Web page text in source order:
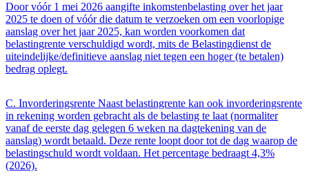
Door vóór 1 mei 2026 aangifte inkomstenbelasting over het jaar
2025 te doen of vóór die datum te verzoeken om een voorlopige
aanslag over het jaar 2025, kan worden voorkomen dat
belastingrente verschuldigd wordt, mits de Belastingdienst de
uiteindelijke/definitieve aanslag niet tegen een hoger (te betalen)
bedrag oplegt.
C. Invorderingsrente Naast belastingrente kan ook invorderingsrente
in rekening worden gebracht als de belasting te laat (normaliter
vanaf de eerste dag gelegen 6 weken na dagtekening van de
aanslag) wordt betaald. Deze rente loopt door tot de dag waarop de
belastingschuld wordt voldaan. Het percentage bedraagt 4,3%
(2026).